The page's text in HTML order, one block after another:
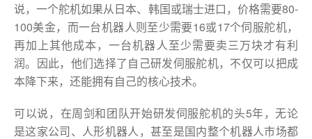
说，一个舵机如果从日本、韩国或瑞士进口，价格需要80-
100美金，而一台机器人则至少需要16或17个伺服舵机，
再加上其他成本，一台机器人至少需要卖三万块才有利
润。因此，他们选择了自己研发伺服舵机，不仅可以把成
本降下来，还能拥有自己的核心技术。
可以说，在周剑和团队开始研发伺服舵机的头5年，无论
是这家公司、人形机器人，甚至是国内整个机器人市场都